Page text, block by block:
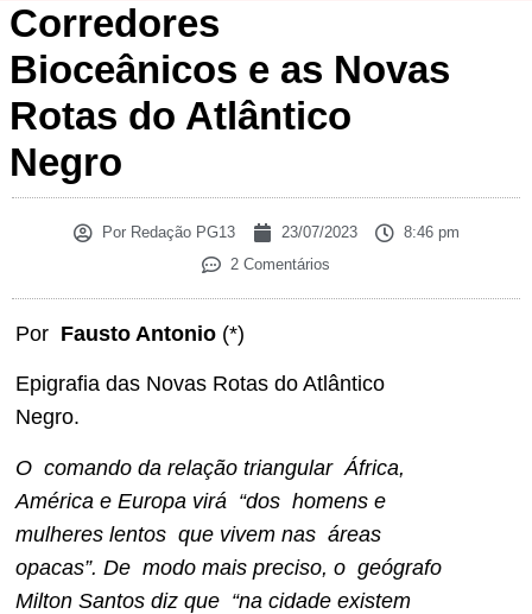
Corredores
Bioceânicos e as Novas
Rotas do Atlântico
Negro
PorRedação PG13 23/07/2023
8:46 pm
2 Comentários
Por Fausto Antonio (*)
Epigrafia das Novas Rotas do Atlântico
Negro.
O comando da relação triangular África,
América e Europa virá “dos homens e
mulheres lentos que vivem nas áreas
opacas”. De modo mais preciso, o geógrafo
Milton Santos diz que “na cidade existem